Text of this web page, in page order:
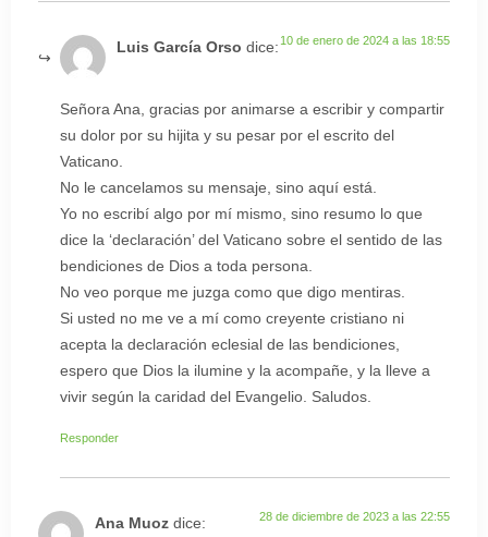
Luis García Orso dice:10 de enero de 2024 a las 18:55
Señora Ana, gracias por animarse a escribir y compartir
su dolor por su hijita y su pesar por el escrito del
Vaticano.
No le cancelamos su mensaje, sino aquí está.
Yo no escribí algo por mí mismo, sino resumo lo que
dice la ‘declaración’ del Vaticano sobre el sentido de las
bendiciones de Dios a toda persona.
No veo porque me juzga como que digo mentiras.
Si usted no me ve a mí como creyente cristiano ni
acepta la declaración eclesial de las bendiciones,
espero que Dios la ilumine y la acompañe, y la lleve a
vivir según la caridad del Evangelio. Saludos.
Responder
Ana Muoz dice: 28 de diciembre de 2023 a las 22:55